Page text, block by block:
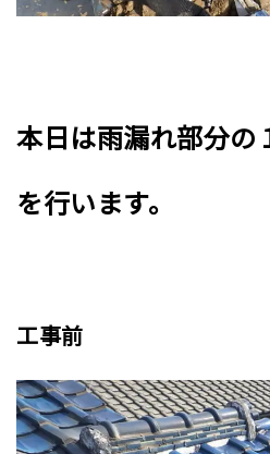
本日は雨漏れ部分の
を行います。
工事前